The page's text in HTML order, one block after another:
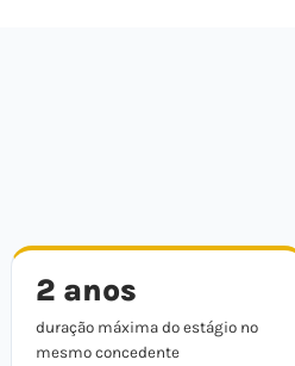
2 anos
duração máxima do estágio no
mesmo concedente